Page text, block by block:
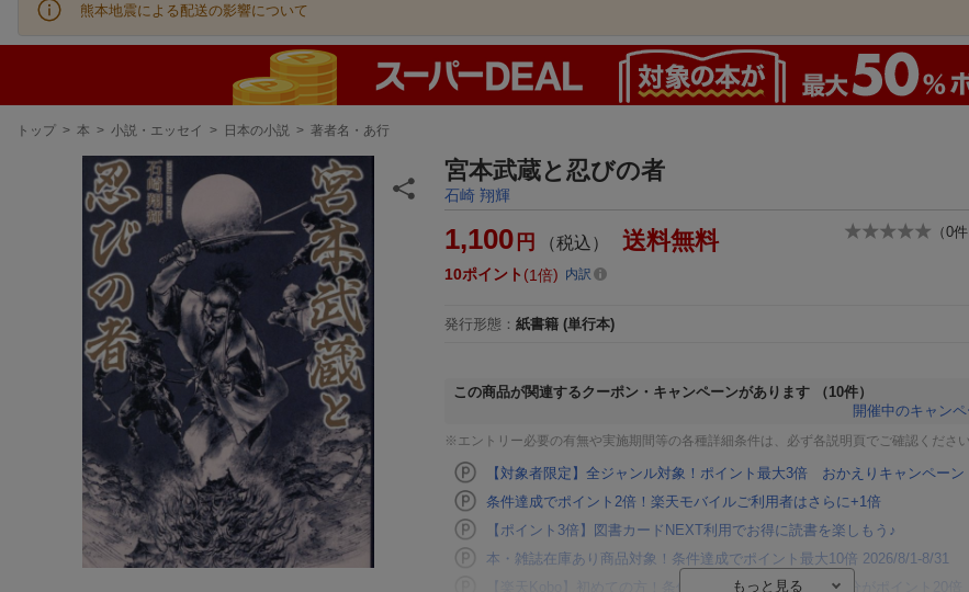
熊本地震による配送の影響について
現
トップ > 本 > 小説・エッセイ > 日本の小説 > 著者名・あ行
宮本武蔵と忍びの者
石崎 翔輝
（0件
1,100 円 （税込） 送料無料
10ポイント 1倍 内訳
発行形態 ： 紙書籍 (単行本)
この商品が関連するクーポン・キャンペーンがあります
（10件）
開催中のキャン
※エントリー必要の有無や実施期間等の各種詳細条件は、必ず各説明頁でご確認ください
【対象者限定】全ジャンル対象！ポイント最大3倍 おかえりキャンペーン
条件達成でポイント2倍！楽天モバイルご利用者はさらに+1倍
【ポイント3倍】図書カードNEXT利用でお得に読書を楽しもう♪
本・雑誌在庫あり商品対象！条件達成でポイント最大10倍 2026/8/1-8/31
【楽天Kobo】初めての方！条件達成で楽天ブックス購入分がポイント20倍